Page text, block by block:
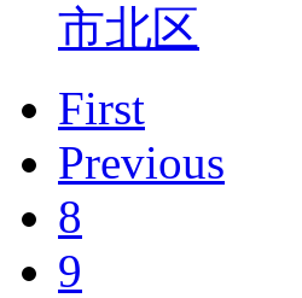
市北区
First
Previous
8
9